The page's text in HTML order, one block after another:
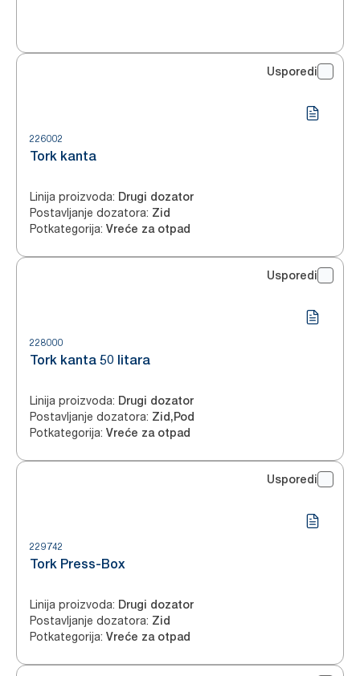
Usporedi
226002
Tork kanta
Linija proizvoda: Drugi dozator
Postavljanje dozatora: Zid
Potkategorija: Vreće za otpad
Usporedi
228000
Tork kanta 50 litara
Linija proizvoda: Drugi dozator
Postavljanje dozatora: Zid,Pod
Potkategorija: Vreće za otpad
Usporedi
229742
Tork Press-Box
Linija proizvoda: Drugi dozator
Postavljanje dozatora: Zid
Potkategorija: Vreće za otpad